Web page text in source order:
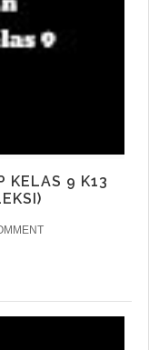
KELAS 9 K13